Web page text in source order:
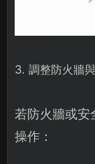
3. 調整防火牆
若防火牆或安
操作：